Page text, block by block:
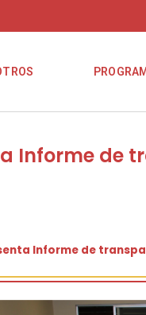
Informe de
Informe de